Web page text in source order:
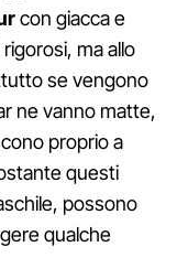
con giacca e
ma allo
se vengono
ne vanno matte,
proprio a
questi
possono
qualche